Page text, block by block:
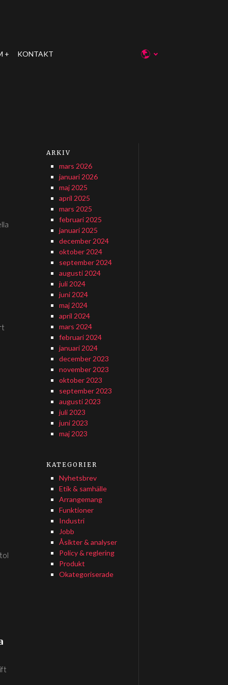
KONTAKT
ARKIV
mars 2026
januari 2026
maj 2025
april 2025
mars 2025
februari 2025
januari 2025
december 2024
oktober 2024
september 2024
augusti 2024
juli 2024
juni 2024
maj 2024
april 2024
mars 2024
februari 2024
januari 2024
december 2023
november 2023
oktober 2023
september 2023
augusti 2023
juli 2023
juni 2023
maj 2023
KATEGORIER
Nyhetsbrev
Etik & samhälle
Arrangemang
Funktioner
Industri
Jobb
Åsikter & analyser
Policy & reglering
Produkt
Okategoriserade